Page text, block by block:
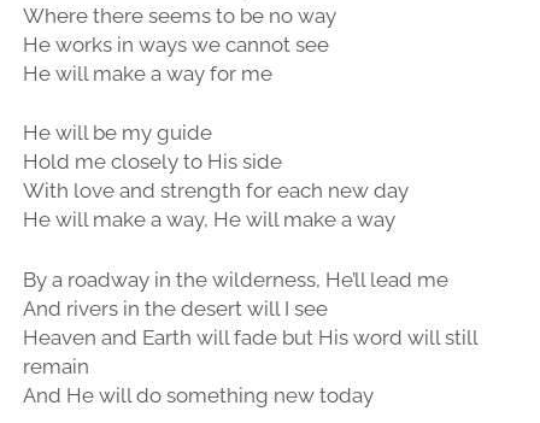
Where there seems to be no way
He works in ways we cannot see
He will make a way for me
He will be my guide
Hold me closely to His side
With love and strength for each new day
He will make a way, He will make a way
By a roadway in the wilderness, He’ll lead me
And rivers in the desert will I see
Heaven and Earth will fade but His word will still
remain
And He will do something new today